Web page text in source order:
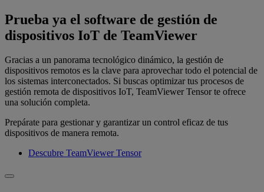
Prueba ya el software de gestión de
dispositivos IoT de TeamViewer
Gracias a un panorama tecnológico dinámico, la gestión de
dispositivos remotos es la clave para aprovechar todo el potencial de
los sistemas interconectados. Si buscas optimizar tus procesos de
gestión remota de dispositivos IoT, TeamViewer Tensor te ofrece
una solución completa.
Prepárate para gestionar y garantizar un control eficaz de tus
dispositivos de manera remota.
Descubre TeamViewer Tensor